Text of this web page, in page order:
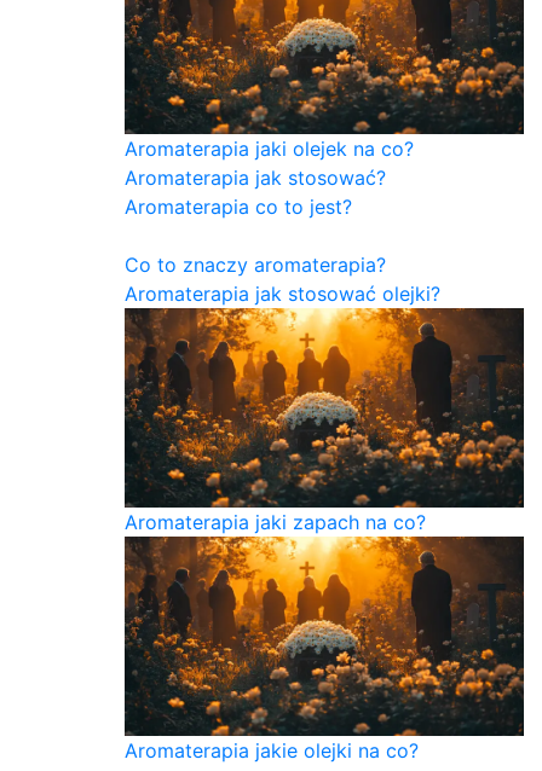
Aromaterapia jaki olejek na co?
Aromaterapia jak stosować?
Aromaterapia co to jest?
Co to znaczy aromaterapia?
Aromaterapia jak stosować olejki?
Aromaterapia jaki zapach na co?
Aromaterapia jakie olejki na co?